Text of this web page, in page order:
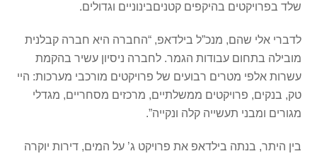
שלד בפרויקטים בהיקפים קטניםבינוניים וגדולים.
לדברי אלי שהם, מנכ”ל בילדאפ, “החברה היא חברה קבלנית
מובילה בתחום עבודות הגמר. לחברה ניסיון עשיר בהקמת
עשרות אלפי מטרים רבועים של פרויקטים מורכבי מערכות: היי
טק, בנקים, פרויקטים ממשלתיים, מרכזים מסחריים, מגדלי
מגורים ומבני תעשייה קלה ונקייה”.
בין היתר, בנתה בילדאפ את פרויקט ג’ על המים, דירות יוקרה